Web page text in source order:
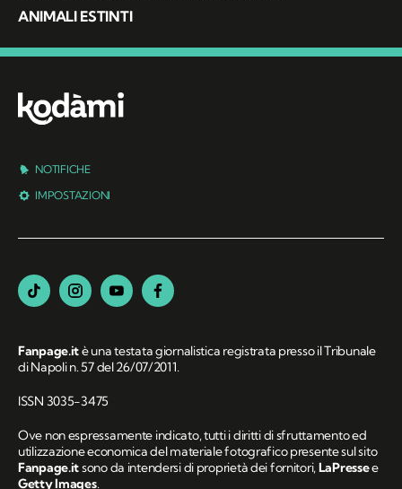
ANIMALI ESTINTI
NOTIFICHE
IMPOSTAZIONI
Fanpage.itè una testata giornalistica registrata presso il Tribunale
di Napoli n. 57 del 26/07/2011.
ISSN 3035-3475
Ove non espressamente indicato, tutti i diritti di sfruttamento ed
utilizzazione economica del materiale fotografico presente sul sito
Fanpage.itsono da intendersi di proprietà dei fornitori,LaPressee
Getty Images.